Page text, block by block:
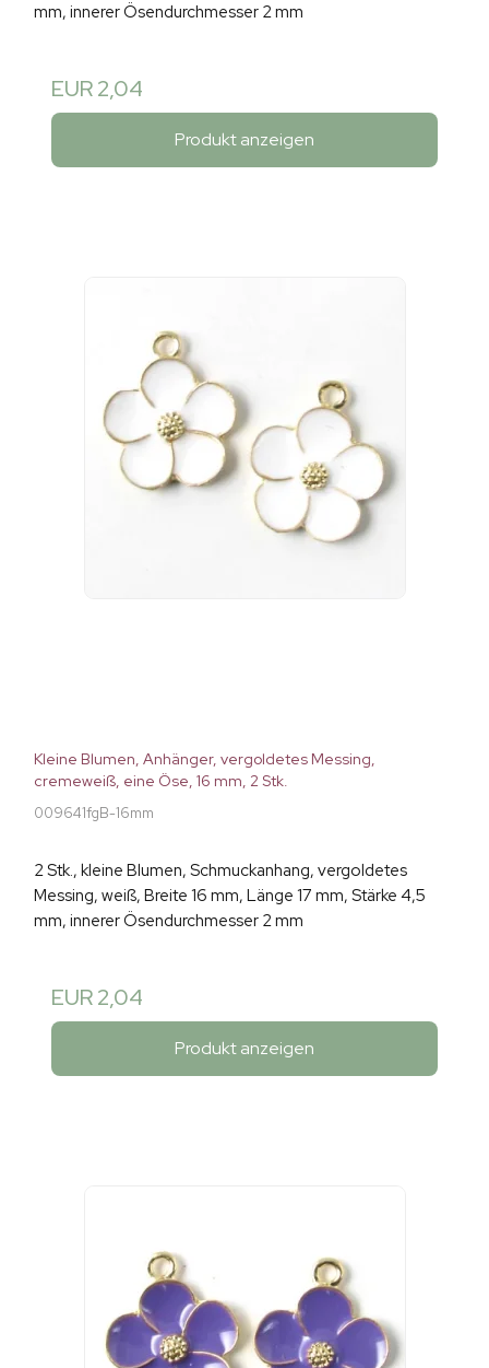
mm, innerer Ösendurchmesser 2 mm
EUR 2,04
Produkt anzeigen
Kleine Blumen, Anhänger, vergoldetes Messing,
cremeweiß, eine Öse, 16 mm, 2 Stk.
009641fgB-16mm
2 Stk., kleine Blumen, Schmuckanhang, vergoldetes
Messing, weiß, Breite 16 mm, Länge 17 mm, Stärke 4,5
mm, innerer Ösendurchmesser 2 mm
EUR 2,04
Produkt anzeigen